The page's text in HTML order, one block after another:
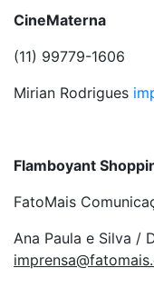
CineMaterna
(11) 99779-1606
Mirian Rodrigues
Flamboyant
FatoMais
Ana Paula e Silva /